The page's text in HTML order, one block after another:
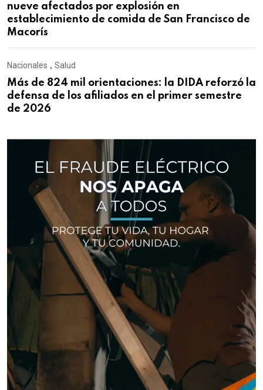
nueve afectados por explosión en
establecimiento de comida de San Francisco de
Macorís
Nacionales , Salud
Más de 824 mil orientaciones: la DIDA reforzó la
defensa de los afiliados en el primer semestre
de 2026